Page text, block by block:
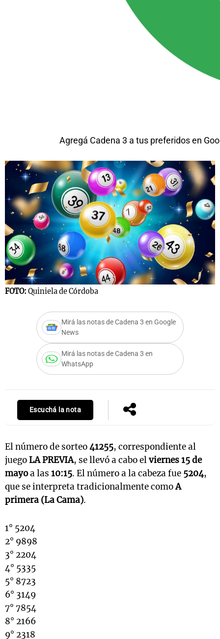
Agregá Cadena 3 a tus preferidos en
FOTO: Quiniela de Córdoba
Mirá las notas de Cadena 3 en Google
News
Mirá las notas de Cadena 3 en
WhatsApp
Escuchá la nota
El número de sorteo41255, correspondiente al
juegoLA PREVIA, se llevó a cabo elviernes 15 de
mayoa las 10:15. El número a la cabeza fue 5204,
que se interpreta tradicionalmente comoA
primera (La Cama).
1° 5204
2° 9898
3° 2204
4° 5335
5° 8723
6° 3149
7° 7854
8° 2166
9° 2318